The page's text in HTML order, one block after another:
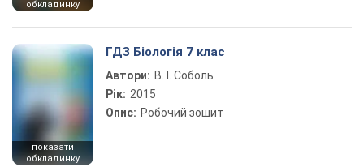
обкладинку
показати
обкладинку
ГДЗ Біологія 7 клас
Автори: В. І. Соболь
Рік: 2015
Опис: Робочий зошит